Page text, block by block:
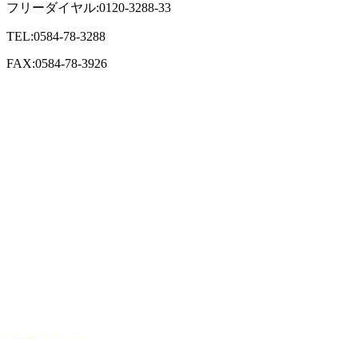
フリーダイヤル:0120-3288-33
TEL:0584-78-3288
FAX:0584-78-3926